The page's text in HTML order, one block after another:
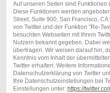
Auf unseren Seiten sind
Diese Funktionen werden
Street, Suite 900, San Francisco,
von Twitter und der Funktion "Re-
besuchten Webseiten mit Ihrem
Nutzern bekannt gegeben. Dabei
übertragen. Wir weisen darauf hin,
Kenntnis vom Inhalt der
Twitter erhalten. Weitere
Datenschutzerklärung von Twitter
Ihre Datenschutzeinstellungen bei
Einstellungen unter: https://